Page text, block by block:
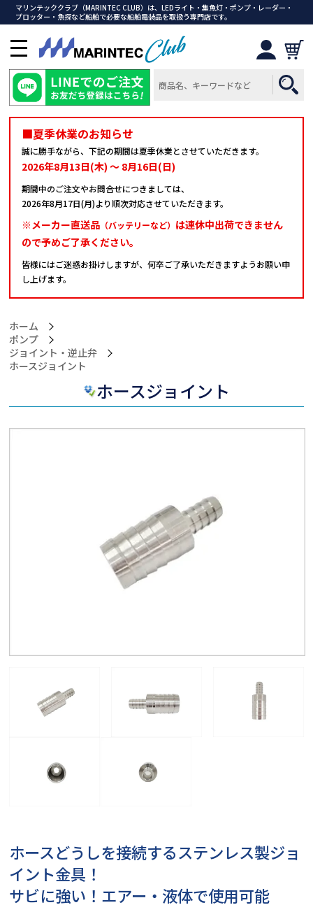
マリンテッククラブ（MARINTEC CLUB）は、LEDライト・集魚灯・ポンプ・レーダー・
プロッター・魚探など船舶で必要な船舶電装品を取扱う専門店です。
メ
ニ
ュ
ー
を
■夏季休業のお知らせ
誠に勝手ながら、下記の期間は夏季休業とさせていただきます。
2026年8月13日(木) ～ 8月16日(日)
期間中のご注文やお問合せにつきましては、
2026年8月17日(月)より順次対応させていただきます。
※メーカー直送品 （バッテリーなど） は連休中出荷できません
ので予めご了承ください。
皆様にはご迷惑お掛けしますが、何卒ご了承いただきますようお願い申
し上げます。
ホーム
ポンプ
ジョイント・逆止弁
>ホースジョイント
ホースジョイント
ホースどうしを接続するステンレス製ジョ
イント金具！
サビに強い！エアー・液体で使用可能